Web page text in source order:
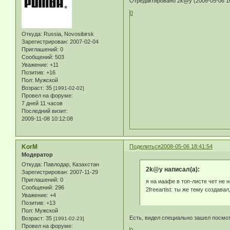
Откуда: Russia, Novosibirsk
Зарегистрирован: 2007-02-04
Приглашений: 0
Сообщений: 503
Уважение: +11
Позитив: +16
Пол: Мужской
Возраст: 35 [1991-02-02]
Провел на форуме:
7 дней 11 часов
Последний визит:
2009-11-08 10:12:08
0
Поделиться2008-05-06 18:41:54
KorM
Модератор
Откуда: Павлодар, Казахстан
Зарегистрирован: 2007-11-29
Приглашений: 0
Сообщений: 296
Уважение: +4
Позитив: +13
Пол: Мужской
Возраст: 35 [1991-02-23]
Провел на форуме:
2k@y написал(а):
я на иаафе в топ-листе чет не
2freeartist: ты же тему
Есть, видел специально зашел